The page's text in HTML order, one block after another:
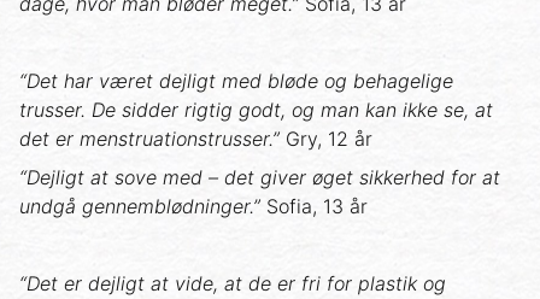
“Det har været dejligt med bløde og behagelige
trusser. De sidder rigtig godt, og man kan ikke se, at
det er menstruationstrusser.” Gry, 12 år
“Dejligt at sove med – det giver øget sikkerhed for at
undgå gennemblødninger.” Sofia, 13 år
“Det er dejligt at vide, at de er fri for plastik og